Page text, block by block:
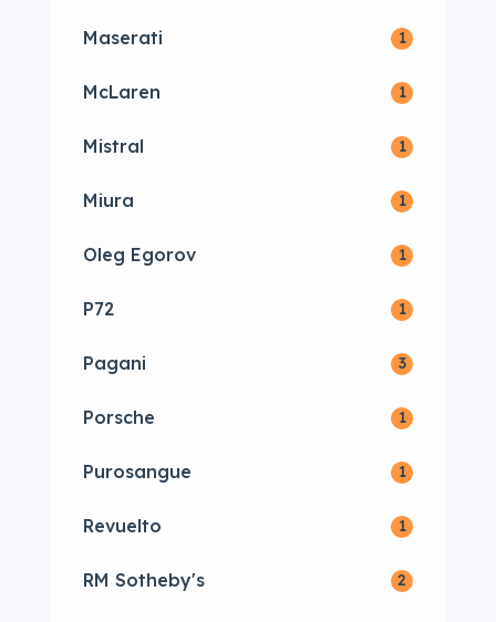
Maserati 1
McLaren 1
Mistral 1
Miura 1
Oleg Egorov 1
P72 1
Pagani 3
Porsche 1
Purosangue 1
Revuelto 1
RM Sotheby's 2